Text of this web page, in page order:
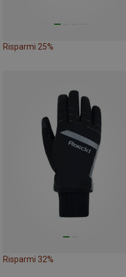
Risparmi 25%
Risparmi 32%